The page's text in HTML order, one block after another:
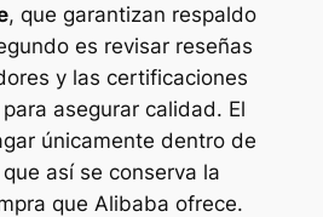
, que garantizan respaldo
es revisar reseñas
y las certificaciones
asegurar calidad. El
únicamente dentro de
así se conserva la
que Alibaba ofrece.